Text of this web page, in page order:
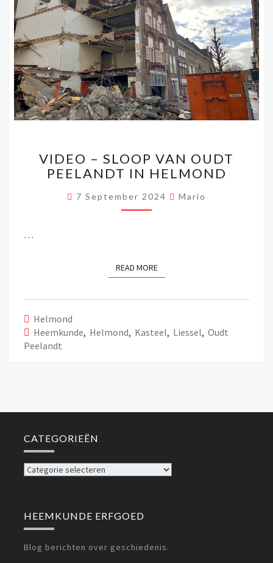
–
SLOOP
OUDT
PEELANDT
VIDEO – SLOOP VAN OUDT
PEELANDT IN HELMOND
7 September 2024 Mario
…
READ MOREREAD MORE
Helmond
Heemkunde, Helmond, Kasteel, Liessel, Oudt
Peelandt
CATEGORIEËN
Categorieën
HEEMKUNDE ERFGOED
Blog berichten over geschiedenis.